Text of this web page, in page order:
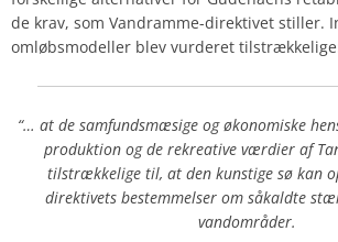
de krav, som Vandramme-direktivet stiller.
omløbsmodeller blev vurderet
“… at de samfundsmæsige og økonomiske
produktion og de rekreative værdier af
tilstrækkelige til, at den kunstige sø kan
direktivets bestemmelser om såkaldte
vandområder.